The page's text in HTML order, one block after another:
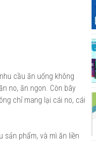
cầu ăn uống không
no, ăn ngon. Còn bây
chỉ mang lại cái no, cái
sản phẩm, và mì ăn liền